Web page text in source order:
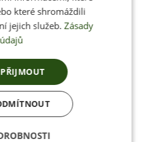
Jan Pančocha
které shromáždili
jejich služeb. Zásady